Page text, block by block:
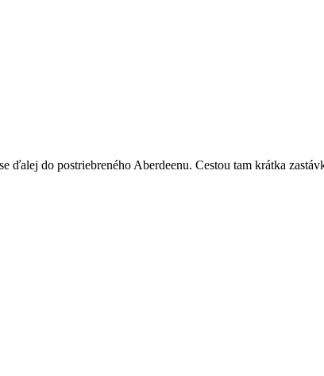
do postriebreného Aberdeenu. Cestou tam krátka